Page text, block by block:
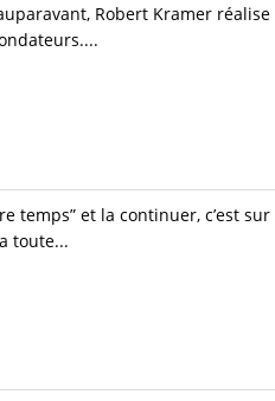
Robert Kramer
et la continuer, c’est
toute...